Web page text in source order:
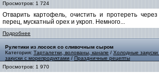
Просмотров: 1 724
Отварить картофель, очистить и протереть
перец, мускатный орех и укроп. Немного...
Подробнее
Рулетики из лосося со сливочным сыром
Категория: Тарталетки, волованы, канапе / Холодные
закуски с морепродуктами / Праздничные рецепты
Просмотров: 1 970